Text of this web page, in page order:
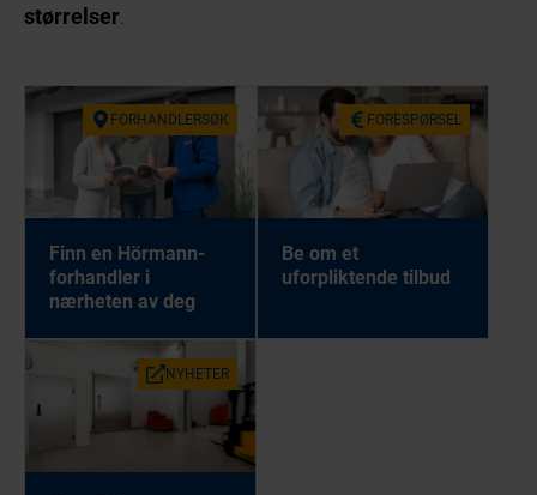
størrelser.
FORHANDLERSØK
Finn en Hörmann-
forhandler i
nærheten av deg
FORESPØRSEL
Be om et
uforpliktende tilbud
NYHETER